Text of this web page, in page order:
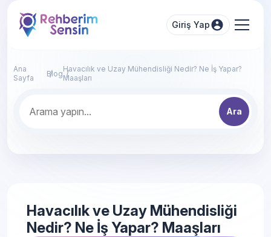
Giriş Yap
Ana
Sayfa
BlogHavacılık ve Uzay Mühendisliği Nedir? Ne İş Yapar?
Maaşları
Ara
Havacılık ve Uzay Mühendisliği
Nedir? Ne İş Yapar? Maaşları